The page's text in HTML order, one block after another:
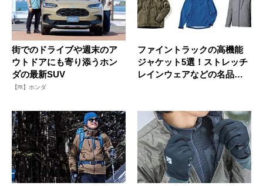
街でのドライブや週末のア
ウトドアにも寄り添うホン
ダの最新SUV
【PR】ホンダ
ファイントラックの高機能
ジャケット5選！ストレッチ
レインウェアなどの名品を